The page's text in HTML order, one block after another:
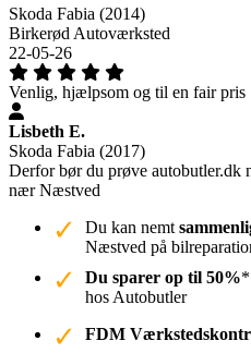
Skoda Fabia (2014)
Birkerød Autoværksted
22-05-26
Venlig, hjælpsom og til en fair pris
Lisbeth E.
Skoda Fabia (2017)
Derfor bør du prøve autobutler.dk
nær Næstved
Du kan nemt
Næstved på
Du sparer op til 50%
hos Autobutler
FDM